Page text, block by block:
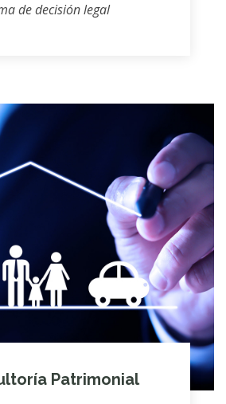
de decisión legal
Patrimonial